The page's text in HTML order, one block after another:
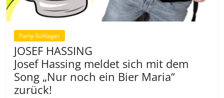
Party-Schlager
JOSEF HASSING
Josef Hassing meldet sich mit dem
Song „Nur noch ein Bier Maria“
zurück!